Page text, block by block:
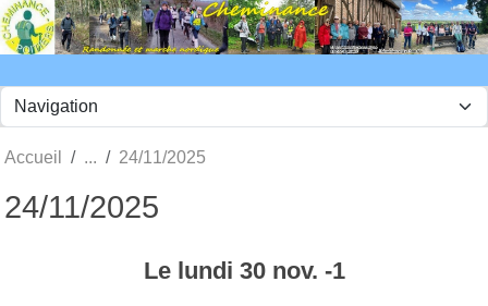
Accueil 24/11/2025
24/11/2025
Le lundi 30 nov. -1
Panneau de gestion des cookies